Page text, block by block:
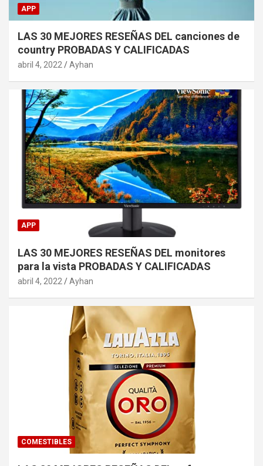
APP
LAS 30 MEJORES RESEÑAS DEL canciones de
country PROBADAS Y CALIFICADAS
abril 4, 2022 Ayhan
APP
LAS 30 MEJORES RESEÑAS DEL monitores
para la vista PROBADAS Y CALIFICADAS
abril 4, 2022 Ayhan
COMESTIBLES